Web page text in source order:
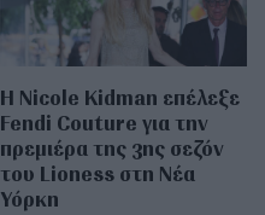
Η Nicole Kidman επέλεξε
Fendi Couture για την
πρεμιέρα της 3ης σεζόν
του Lioness στη Νέα
Υόρκη